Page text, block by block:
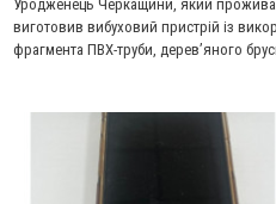
Уродженець Черкащини, який
виготовив вибуховий пристрій із
фрагмента ПВХ-труби, дерев’яного